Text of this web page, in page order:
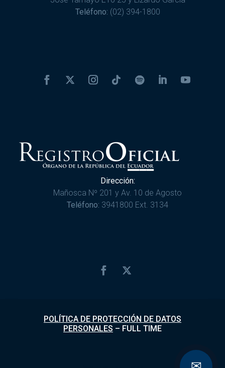
Teléfono: (02) 394-1800
Dirección:
Mañosca Nº 201 y Av. 10 de Agosto
Teléfono: 3941800 Ext. 3134
POLÍTICA DE PROTECCIÓN DE DATOS
PERSONALES – FULL TIME